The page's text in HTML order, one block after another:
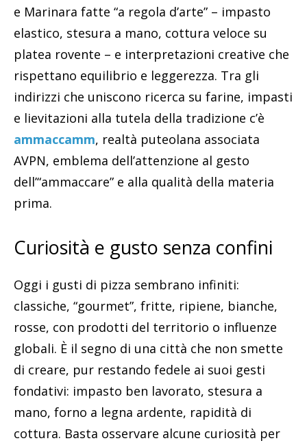
e Marinara fatte “a regola d’arte” – impasto
elastico, stesura a mano, cottura veloce su
platea rovente – e interpretazioni creative che
rispettano equilibrio e leggerezza. Tra gli
indirizzi che uniscono ricerca su farine, impasti
e lievitazioni alla tutela della tradizione c’è
ammaccamm, realtà puteolana associata
AVPN, emblema dell’attenzione al gesto
dell’“ammaccare” e alla qualità della materia
prima.
Curiosità e gusto senza confini
Oggi i gusti di pizza sembrano infiniti:
classiche, “gourmet”, fritte, ripiene, bianche,
rosse, con prodotti del territorio o influenze
globali. È il segno di una città che non smette
di creare, pur restando fedele ai suoi gesti
fondativi: impasto ben lavorato, stesura a
mano, forno a legna ardente, rapidità di
cottura. Basta osservare alcune curiosità per